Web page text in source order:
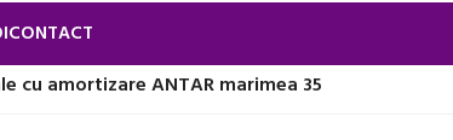
CONTACT
amortizare ANTAR marimea 35